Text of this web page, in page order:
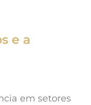
e a
em setores